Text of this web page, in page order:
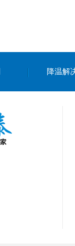
降温解